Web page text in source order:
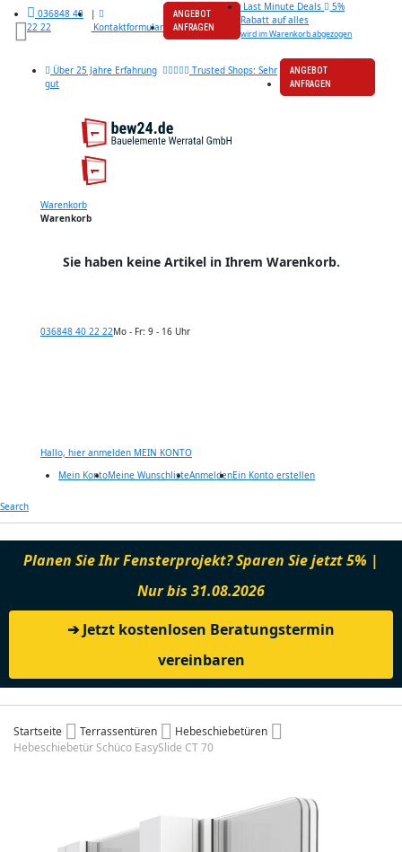
036848 40
22 22
|
Kontaktformular
ANGEBOT
ANFRAGEN
Last Minute Deals
5%
Rabatt auf alles
wird im Warenkorb abgezogen
Über 25 Jahre Erfahrung
Trusted Shops: Sehr
gut
ANGEBOT
ANFRAGEN
Warenkorb
Warenkorb
Sie haben keine Artikel in Ihrem Warenkorb.
036848 40 22 22Mo - Fr: 9 - 16 Uhr
Hallo, hier anmelden MEIN KONTO
Mein KontoMeine WunschlisteAnmeldenEin Konto erstellen
Search
Planen Sie Ihr Fensterprojekt? Sparen Sie jetzt 5% |
Nur bis 31.08.2026
➔ Jetzt kostenlosen Beratungstermin
vereinbaren
Startseite Terrassentüren
Hebeschiebetüren
Hebeschiebetür Schüco EasySlide CT 70